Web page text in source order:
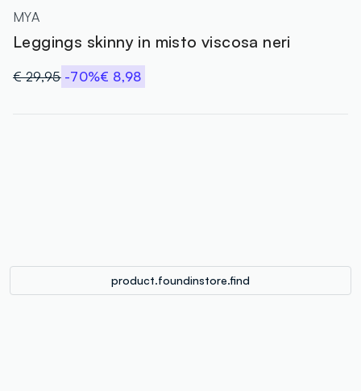
MYA
Leggings skinny in misto viscosa neri
€ 29,95 -70%€ 8,98
product.foundinstore.find